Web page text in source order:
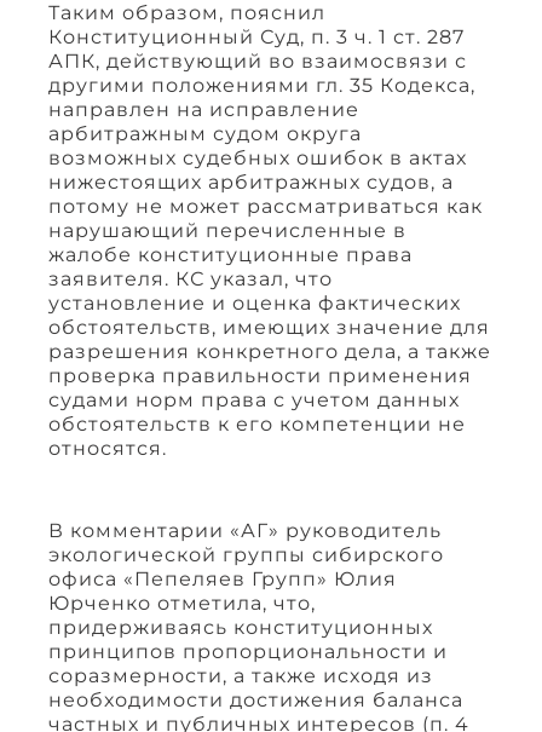
Таким образом, пояснил
Конституционный Суд, п. 3 ч. 1 ст. 287
АПК, действующий во взаимосвязи с
другими положениями гл. 35 Кодекса,
направлен на исправление
арбитражным судом округа
возможных судебных ошибок в актах
нижестоящих арбитражных судов, а
потому не может рассматриваться как
нарушающий перечисленные в
жалобе конституционные права
заявителя. КС указал, что
установление и оценка фактических
обстоятельств, имеющих значение для
разрешения конкретного дела, а также
проверка правильности применения
судами норм права с учетом данных
обстоятельств к его компетенции не
относятся.
В комментарии «АГ» руководитель
экологической группы сибирского
офиса «Пепеляев Групп» Юлия
Юрченко отметила, что,
придерживаясь конституционных
принципов пропорциональности и
соразмерности, а также исходя из
необходимости достижения баланса
частных и публичных интересов (п. 4